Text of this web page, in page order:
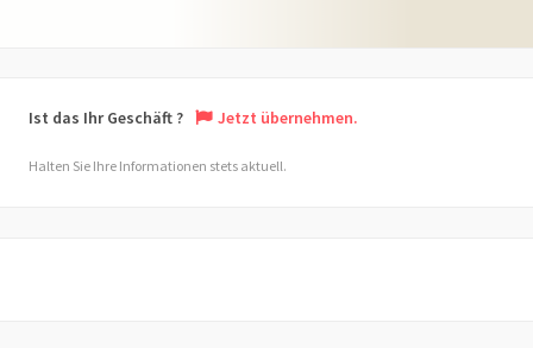
Ist das Ihr Geschäft ? Jetzt übernehmen.
Halten Sie Ihre Informationen stets aktuell.